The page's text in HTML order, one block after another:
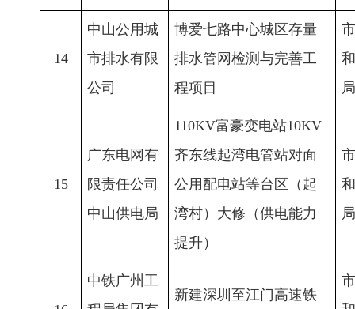
14
中山公用城
市排水有限
公司
博爱七路中心城区存量
排水管网检测与完善工
程项目
局
15
广东电网有
限责任公司
中山供电局
110KV富豪变电站10KV
齐东线起湾电管站对面
公用配电站等台区（起
湾村）大修（供电能力
提升）
局
中铁广州工
新建深圳至江门高速铁